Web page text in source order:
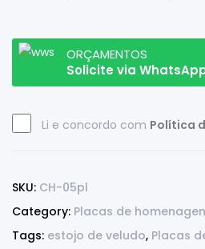
ORÇAMENTOS
Solicite via
Li e concordo com Política
SKU: CH-05pl
Category: Placas de
Tags: estojo de veludo, Placas